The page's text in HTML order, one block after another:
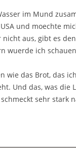
im Mund
und moechte
aus, gibt es
wuerde ich
wie das Brot, das
Und das, was die
sehr stark